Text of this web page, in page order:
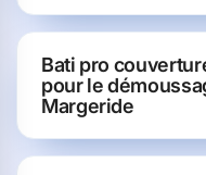
Bati pro
pour le
Margeride